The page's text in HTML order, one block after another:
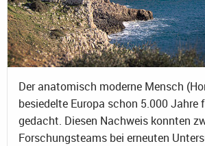
Der anatomisch moderne Mensch
besiedelte Europa schon 5.000 Jahre
gedacht. Diesen Nachweis konnten
Forschungsteams bei erneuten